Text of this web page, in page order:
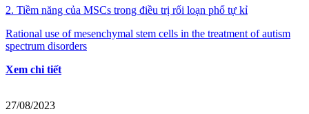
2. Tiềm năng của MSCs trong điều trị rối loạn phổ tự kỉ
Rational use of mesenchymal stem cells in the treatment of autism
spectrum disorders
Xem chi tiết
27/08/2023